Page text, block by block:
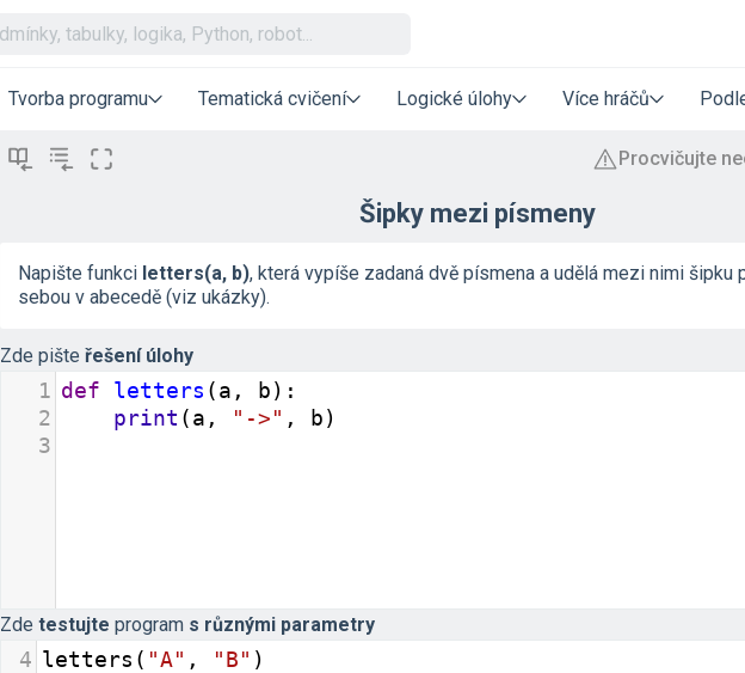
Tvorba programu Tematická cvičení Logické úlohy Více hráčů
Šipky mezi písmeny
Napište funkci letters(a, b), která vypíše zadaná dvě písmena a udělá mezi nimi šipku
sebou v abecedě (viz ukázky).
Zde pište řešení úlohy
1 def letters (a , b):
2
print (a , "->" , b)
3
Zde testujte program s různými parametry
4 letters ( "A" , "B" )